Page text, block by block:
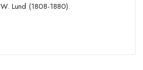
Lund (1808-1880).